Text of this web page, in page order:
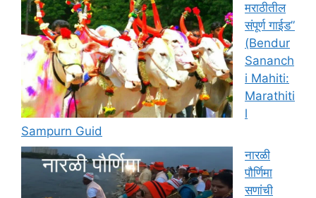
मराठीतील
संपूर्ण गाईड”
(Bendur
Sananch
i Mahiti:
Marathiti
l
Sampurn Guid
नारळी
पौर्णिमा
सणांची